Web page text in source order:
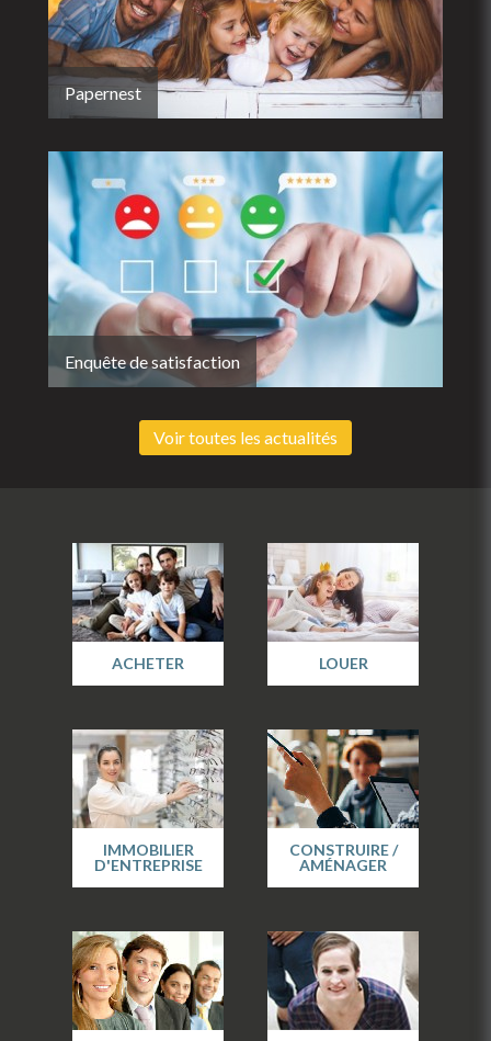
Papernest
Enquête de satisfaction
Voir toutes les actualités
ACHETER LOUER
IMMOBILIER
D'ENTREPRISE
CONSTRUIRE /
AMÉNAGER